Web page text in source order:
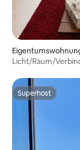
Licht/Raum/
Superhost
Superhost